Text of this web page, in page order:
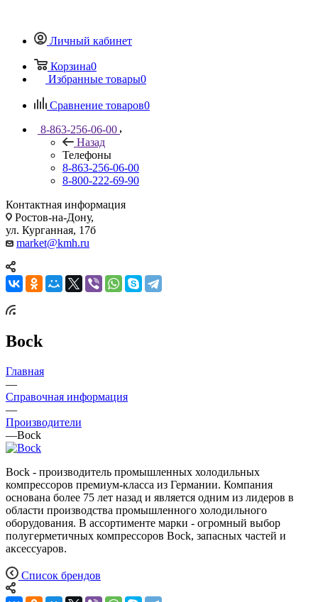
Личный кабинет
Корзина0
Избранные товары0
Сравнение товаров0
8-863-256-06-00
Назад
Телефоны
8-863-256-06-00
8-800-222-69-90
Контактная информация
Ростов-на-Дону,
ул. Курганная, 17б
market@kmh.ru
Bock
Главная
—
Справочная информация
—
Производители
—Bock
Bock - производитель промышленных холодильных
компрессоров премиум-класса из Германии. Компания
основана более 75 лет назад и является одним из лидеров в
области производства промышленного холодильного
оборудования. В ассортименте марки - огромный выбор
полугерметичных компрессоров Bock, запасных частей и
аксессуаров.
Список брендов